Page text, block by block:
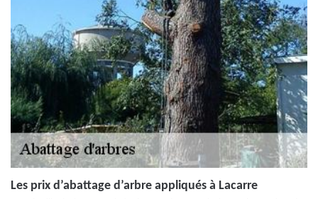
Les prix d’abattage d’arbre appliqués à Lacarre